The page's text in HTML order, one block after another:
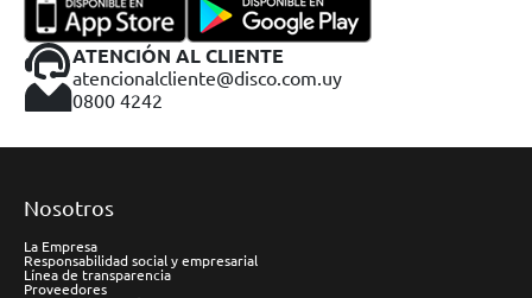
ATENCIÓN AL CLIENTE
atencionalcliente@disco.com.uy
0800 4242
Nosotros
La Empresa
Responsabilidad social y empresarial
Línea de transparencia
Proveedores